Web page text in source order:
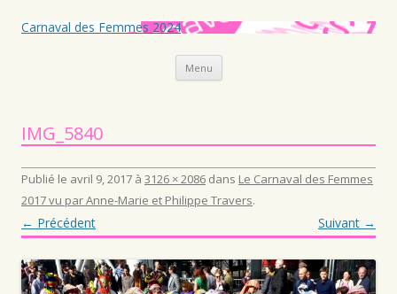
Carnaval des Femmes 2024
Menu Aller au contenu principal
IMG_5840
Publié le avril 9, 2017 à 3126 × 2086 dans Le Carnaval des Femmes
2017 vu par Anne-Marie et Philippe Travers.
← Précédent Suivant →